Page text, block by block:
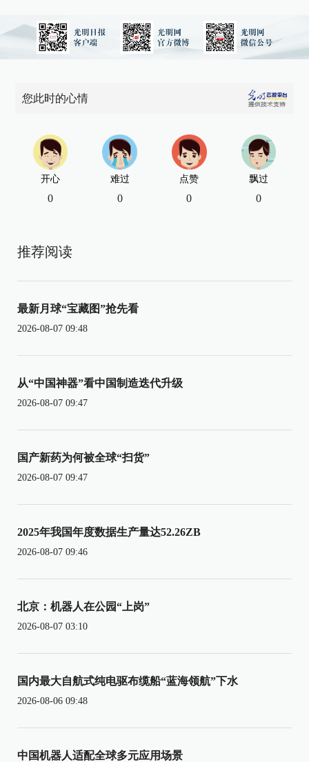
您此时的心情
开心
0
难过
0
点赞
0
飘过
0
推荐阅读
最新月球“宝藏图”抢先看
2026-08-07 09:48
从“中国神器”看中国制造迭代升级
2026-08-07 09:47
国产新药为何被全球“扫货”
2026-08-07 09:47
2025年我国年度数据生产量达52.26ZB
2026-08-07 09:46
北京：机器人在公园“上岗”
2026-08-07 03:10
国内最大自航式纯电驱布缆船“蓝海领航”下水
2026-08-06 09:48
中国机器人适配全球多元应用场景